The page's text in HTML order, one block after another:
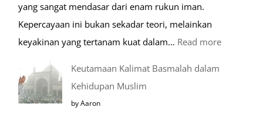
yang sangat mendasar dari enam rukun iman.
Kepercayaan ini bukan sekadar teori, melainkan
keyakinan yang tertanam kuat dalam… Read more:
Keutamaan Kalimat Basmalah dalam
Kehidupan Muslim
by Aaron